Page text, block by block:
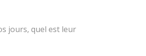
jours, quel est leur